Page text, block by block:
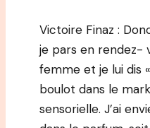
Victoire Finaz :
je pars en rendez-
femme et je lui dis
boulot dans le
sensorielle. J’ai